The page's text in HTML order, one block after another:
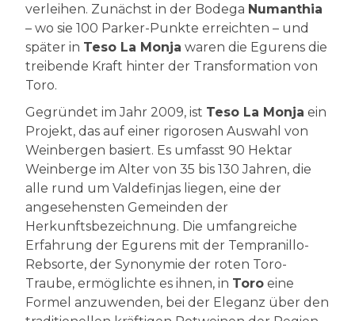
verleihen. Zunächst in der Bodega Numanthia
– wo sie 100 Parker-Punkte erreichten – und
später in Teso La Monja waren die Egurens die
treibende Kraft hinter der Transformation von
Toro.
Gegründet im Jahr 2009, ist Teso La Monja ein
Projekt, das auf einer rigorosen Auswahl von
Weinbergen basiert. Es umfasst 90 Hektar
Weinberge im Alter von 35 bis 130 Jahren, die
alle rund um Valdefinjas liegen, eine der
angesehensten Gemeinden der
Herkunftsbezeichnung. Die umfangreiche
Erfahrung der Egurens mit der Tempranillo-
Rebsorte, der Synonymie der roten Toro-
Traube, ermöglichte es ihnen, in Toro eine
Formel anzuwenden, bei der Eleganz über den